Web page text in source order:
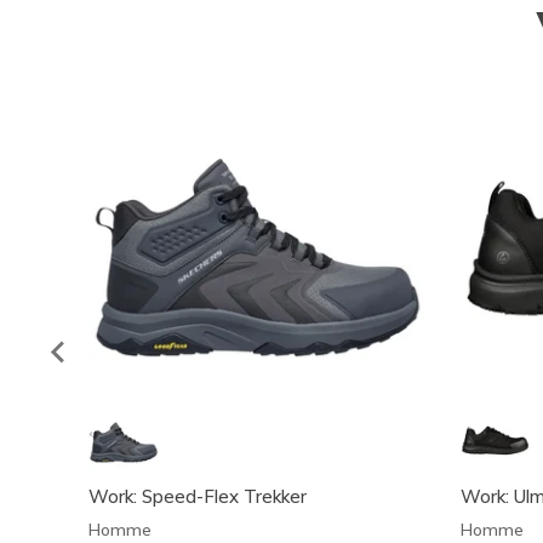
Work: Speed-Flex Trekker
Homme
Work:
Homme